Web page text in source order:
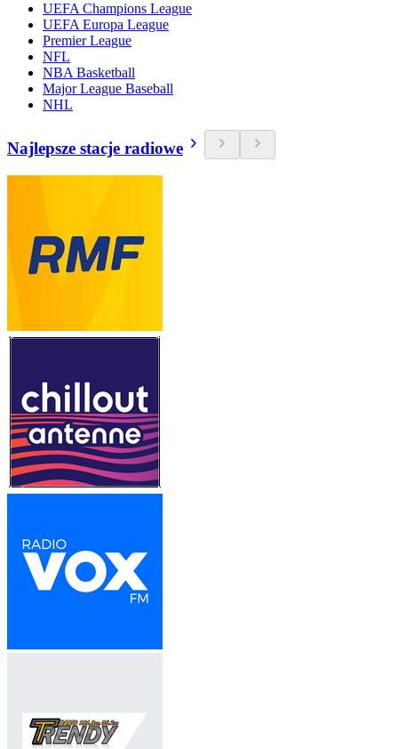
UEFA Champions League
UEFA Europa League
Premier League
NFL
NBA Basketball
Major League Baseball
NHL
Najlepsze stacje radiowe